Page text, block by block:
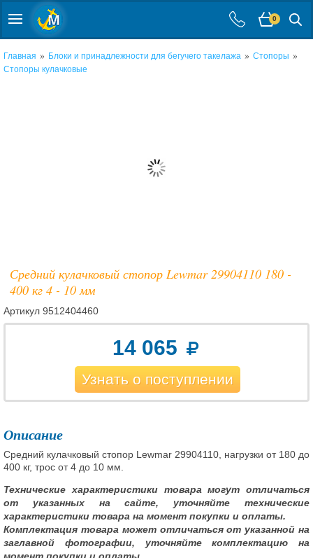
0
Главная » Блоки и принадлежности для бегучего такелажа » Стопоры »
Стопоры кулачковые
Средний кулачковый стопор Lewmar 29904110 180 -
400 кг 4 - 10 мм
Артикул 9512404460
14 065
Узнать о поступлении
Описание
Средний кулачковый стопор Lewmar 29904110, нагрузки от 180 до
400 кг, трос от 4 до 10 мм.
Технические характеристики товара могут отличаться
от указанных на сайте, уточняйте технические
характеристики товара на момент покупки и оплаты.
Комплектация товара может отличаться от указанной на
заглавной фотографии, уточняйте комплектацию на